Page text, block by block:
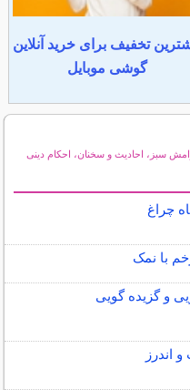
تخفیف برای خرید آنلاین
گوشی موبایل
سبز، احادیث و سخنان، احکام دینی
چراغ
با نمک
و گزیده گویی
اندرز